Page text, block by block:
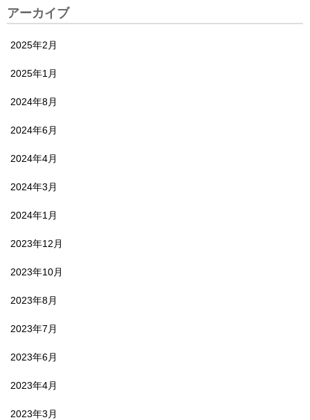
アーカイブ
2025年2月
2025年1月
2024年8月
2024年6月
2024年4月
2024年3月
2024年1月
2023年12月
2023年10月
2023年8月
2023年7月
2023年6月
2023年4月
2023年3月